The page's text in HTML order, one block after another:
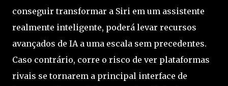
conseguir transformar a Siri em um assistente
realmente inteligente, poderá levar recursos
avançados de IA a uma escala sem precedentes.
Caso contrário, corre o risco de ver plataformas
rivais se tornarem a principal interface de